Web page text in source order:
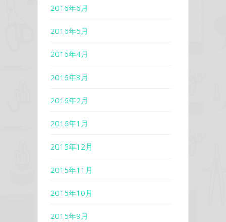
2016年6月
2016年5月
2016年4月
2016年3月
2016年2月
2016年1月
2015年12月
2015年11月
2015年10月
2015年9月